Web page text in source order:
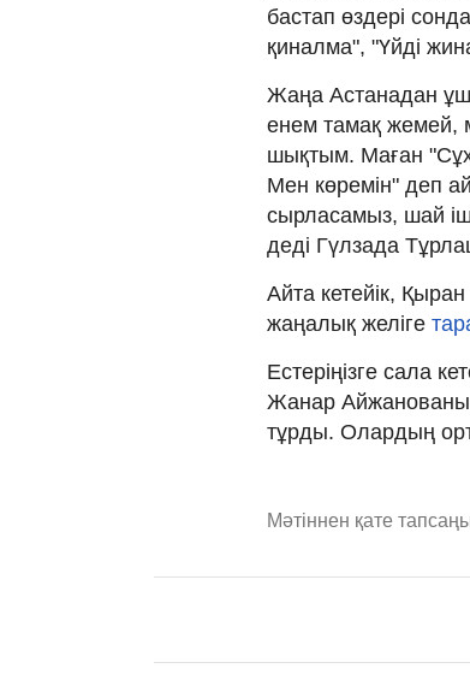
бастап өздері
қиналма", "Үйді
Жаңа Астанадан
енем тамақ жемей,
шықтым. Маған
Мен көремін" деп
сырласамыз, шай
деді Гүлзада
Айта кетейік,
жаңалық желіге
Естеріңізге сала
Жанар
тұрды. Олардың
Мәтіннен қате